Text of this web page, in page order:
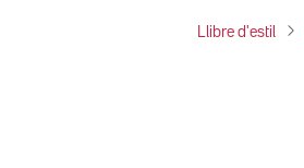
Llibre d'estil